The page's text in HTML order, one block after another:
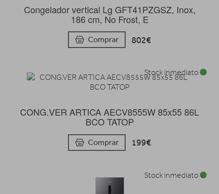
Congelador vertical Lg GFT41PZGSZ, Inox,
186 cm, No Frost, E
Comprar 802€
CONG.VER ARTICA AECV8555W 85x55 86L
BCO TATOP
Comprar 199€
Stock inmediato
Stock inmediato